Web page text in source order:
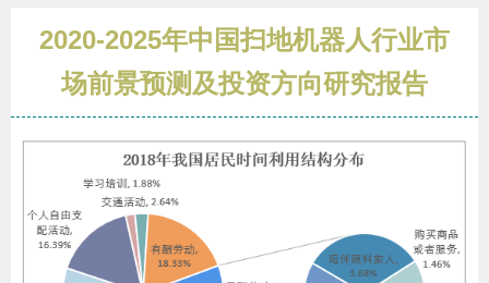
2020-2025年中国扫地机器人行业市
场前景预测及投资方向研究报告